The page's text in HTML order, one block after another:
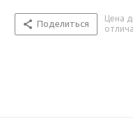
Поделиться
Цена